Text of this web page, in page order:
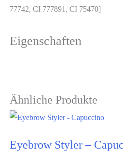
77742, CI 777891, CI 75470]
Eigenschaften
Ähnliche Produkte
Eyebrow Styler –